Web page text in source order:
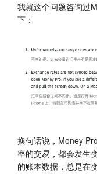
我就这个问题咨询过
下：
换句话说，Money
率的交易，都会发生
的账本数据，总是在变